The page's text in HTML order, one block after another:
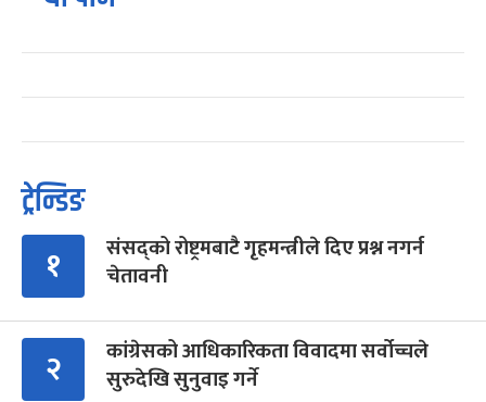
ट्रेन्डिङ
१
संसद्को रोष्ट्रमबाटै गृहमन्त्रीले दिए प्रश्न नगर्न
चेतावनी
२
कांग्रेसको आधिकारिकता विवादमा सर्वोच्चले
सुरुदेखि सुनुवाइ गर्ने